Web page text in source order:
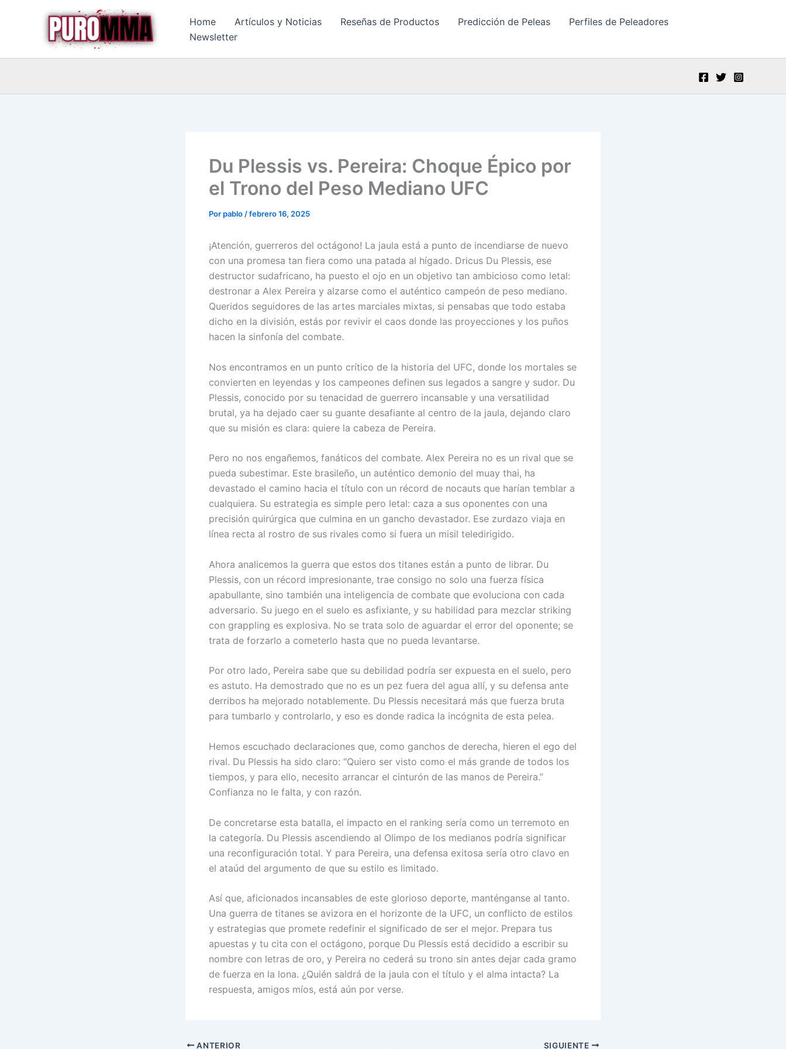
Home Artículos y Noticias Reseñas de Productos Predicción de Peleas
Perfiles de Peleadores
Newsletter
Du Plessis vs. Pereira: Choque Épico por
el Trono del Peso Mediano UFC
Porpablo /febrero 16, 2025
¡Atención, guerreros del octágono! La jaula está a punto de incendiarse de nuevo
con una promesa tan fiera como una patada al hígado. Dricus Du Plessis, ese
destructor sudafricano, ha puesto el ojo en un objetivo tan ambicioso como letal:
destronar a Alex Pereira y alzarse como el auténtico campeón de peso mediano.
Queridos seguidores de las artes marciales mixtas, si pensabas que todo estaba
dicho en la división, estás por revivir el caos donde las proyecciones y los puños
hacen la sinfonía del combate.
Nos encontramos en un punto crítico de la historia del UFC, donde los mortales se
convierten en leyendas y los campeones definen sus legados a sangre y sudor. Du
Plessis, conocido por su tenacidad de guerrero incansable y una versatilidad
brutal, ya ha dejado caer su guante desafiante al centro de la jaula, dejando claro
que su misión es clara: quiere la cabeza de Pereira.
Pero no nos engañemos, fanáticos del combate. Alex Pereira no es un rival que se
pueda subestimar. Este brasileño, un auténtico demonio del muay thai, ha
devastado el camino hacia el título con un récord de nocauts que harían temblar a
cualquiera. Su estrategia es simple pero letal: caza a sus oponentes con una
precisión quirúrgica que culmina en un gancho devastador. Ese zurdazo viaja en
línea recta al rostro de sus rivales como si fuera un misil teledirigido.
Ahora analicemos la guerra que estos dos titanes están a punto de librar. Du
Plessis, con un récord impresionante, trae consigo no solo una fuerza física
apabullante, sino también una inteligencia de combate que evoluciona con cada
adversario. Su juego en el suelo es asfixiante, y su habilidad para mezclar striking
con grappling es explosiva. No se trata solo de aguardar el error del oponente; se
trata de forzarlo a cometerlo hasta que no pueda levantarse.
Por otro lado, Pereira sabe que su debilidad podría ser expuesta en el suelo, pero
es astuto. Ha demostrado que no es un pez fuera del agua allí, y su defensa ante
derribos ha mejorado notablemente. Du Plessis necesitará más que fuerza bruta
para tumbarlo y controlarlo, y eso es donde radica la incógnita de esta pelea.
Hemos escuchado declaraciones que, como ganchos de derecha, hieren el ego del
rival. Du Plessis ha sido claro: “Quiero ser visto como el más grande de todos los
tiempos, y para ello, necesito arrancar el cinturón de las manos de Pereira.”
Confianza no le falta, y con razón.
De concretarse esta batalla, el impacto en el ranking sería como un terremoto en
la categoría. Du Plessis ascendiendo al Olimpo de los medianos podría significar
una reconfiguración total. Y para Pereira, una defensa exitosa sería otro clavo en
el ataúd del argumento de que su estilo es limitado.
Así que, aficionados incansables de este glorioso deporte, manténganse al tanto.
Una guerra de titanes se avizora en el horizonte de la UFC, un conflicto de estilos
y estrategias que promete redefinir el significado de ser el mejor. Prepara tus
apuestas y tu cita con el octágono, porque Du Plessis está decidido a escribir su
nombre con letras de oro, y Pereira no cederá su trono sin antes dejar cada gramo
de fuerza en la lona. ¿Quién saldrá de la jaula con el título y el alma intacta? La
respuesta, amigos míos, está aún por verse.
ANTERIOR SIGUIENTE